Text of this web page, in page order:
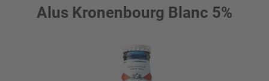
Alus Kronenbourg Blanc 5%